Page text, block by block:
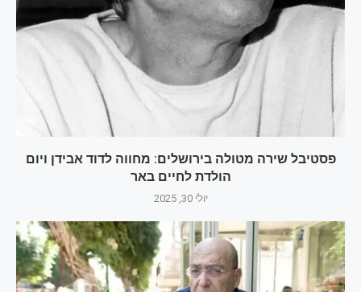
פסטיבל שירה מטולה בירושלים: מחווה לדוד אבידן ויום
הולדת לחיים באר
יולי 30, 2025